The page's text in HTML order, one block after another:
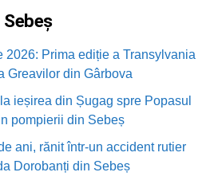
2026: Prima ediție a Transylvania
Greavilor din Gârbova
ieșirea din Șugag spre Popasul
pompierii din Sebeș
ani, rănit într-un accident rutier
Dorobanți din Sebeș